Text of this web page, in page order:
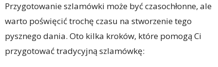
Przygotowanie szlamówki może być czasochłonne, ale
warto poświęcić trochę czasu na stworzenie tego
pysznego dania. Oto kilka kroków, które pomogą Ci
przygotować tradycyjną szlamówkę: